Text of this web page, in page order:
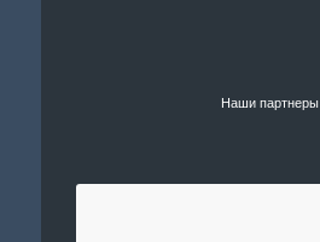
Наши партнеры